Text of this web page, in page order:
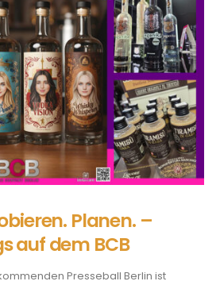
Planen. –
auf dem BCB
Presseball Berlin ist